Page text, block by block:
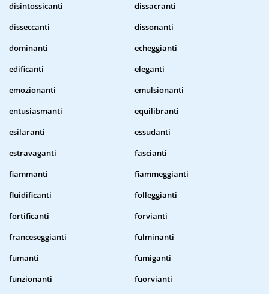
disintossicanti
dissacranti
disseccanti
dissonanti
dominanti
echeggianti
edificanti
eleganti
emozionanti
emulsionanti
entusiasmanti
equilibranti
esilaranti
essudanti
estravaganti
fascianti
fiammanti
fiammeggianti
fluidificanti
folleggianti
fortificanti
forvianti
franceseggianti
fulminanti
fumanti
fumiganti
funzionanti
fuorvianti